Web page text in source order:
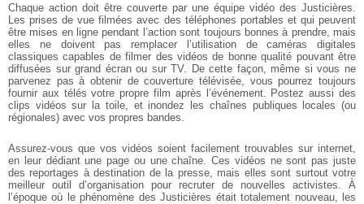
Chaque action doit être couverte par une équipe vidéo des Justicières.
Les prises de vue filmées avec des téléphones portables et qui peuvent
être mises en ligne pendant l’action sont toujours bonnes à prendre, mais
elles ne doivent pas remplacer l’utilisation de caméras digitales
classiques capables de filmer des vidéos de bonne qualité pouvant être
diffusées sur grand écran ou sur TV. De cette façon, même si vous ne
parvenez pas à obtenir de couverture télévisée, vous pourrez toujours
fournir aux télés votre propre film après l’événement. Postez aussi des
clips vidéos sur la toile, et inondez les chaînes publiques locales (ou
régionales) avec vos propres bandes.
Assurez-vous que vos vidéos soient facilement trouvables sur internet,
en leur dédiant une page ou une chaîne. Ces vidéos ne sont pas juste
des reportages à destination de la presse, mais elles sont surtout votre
meilleur outil d’organisation pour recruter de nouvelles activistes. À
l’époque où le phénomène des Justicières était totalement nouveau, les